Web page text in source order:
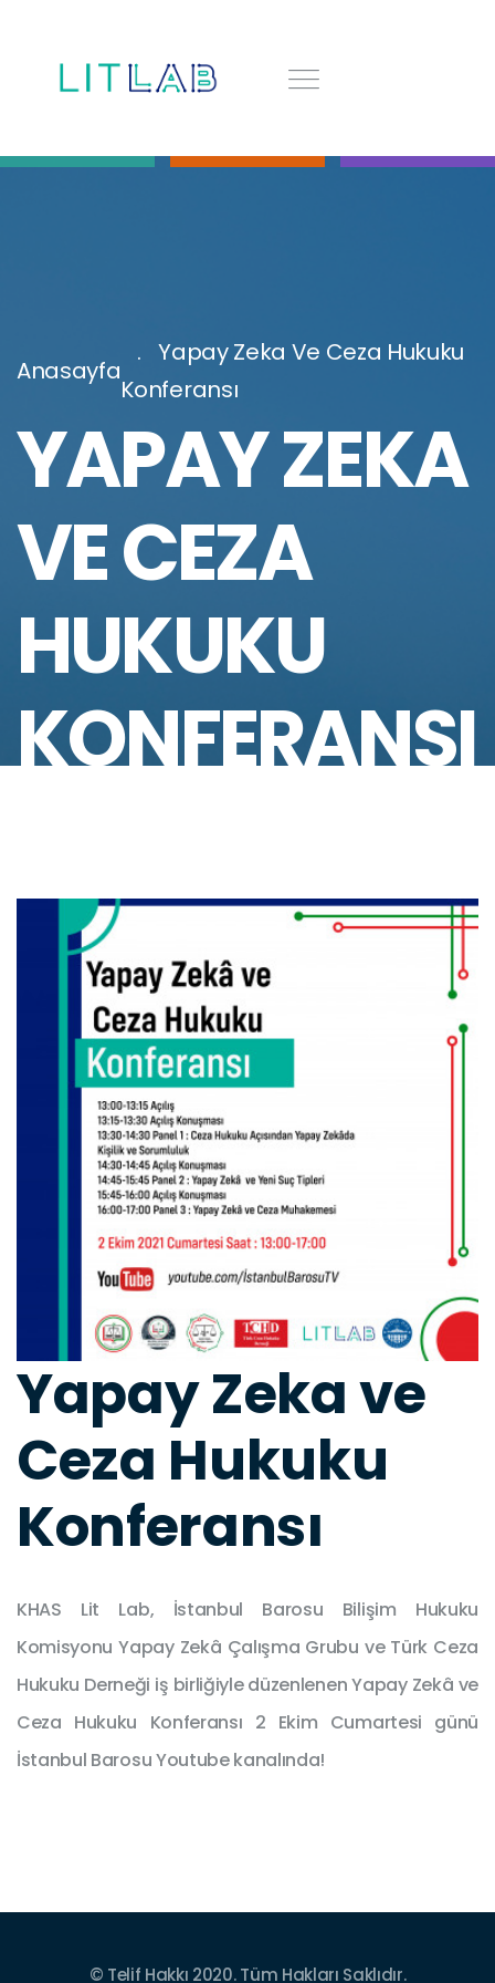
Anasayfa
Yapay Zeka Ve Ceza Hukuku
Konferansı
YAPAY ZEKA
VE CEZA
HUKUKU
KONFERANSI
Yapay Zeka ve
Ceza Hukuku
Konferansı
KHAS Lit Lab, İstanbul Barosu Bilişim Hukuku
Komisyonu Yapay Zekâ Çalışma Grubu ve Türk Ceza
Hukuku Derneği iş birliğiyle düzenlenen Yapay Zekâ ve
Ceza Hukuku Konferansı 2 Ekim Cumartesi günü
İstanbul Barosu Youtube kanalında!
© Telif Hakkı 2020. Tüm Hakları Saklıdır.